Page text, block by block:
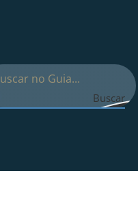
Buscar